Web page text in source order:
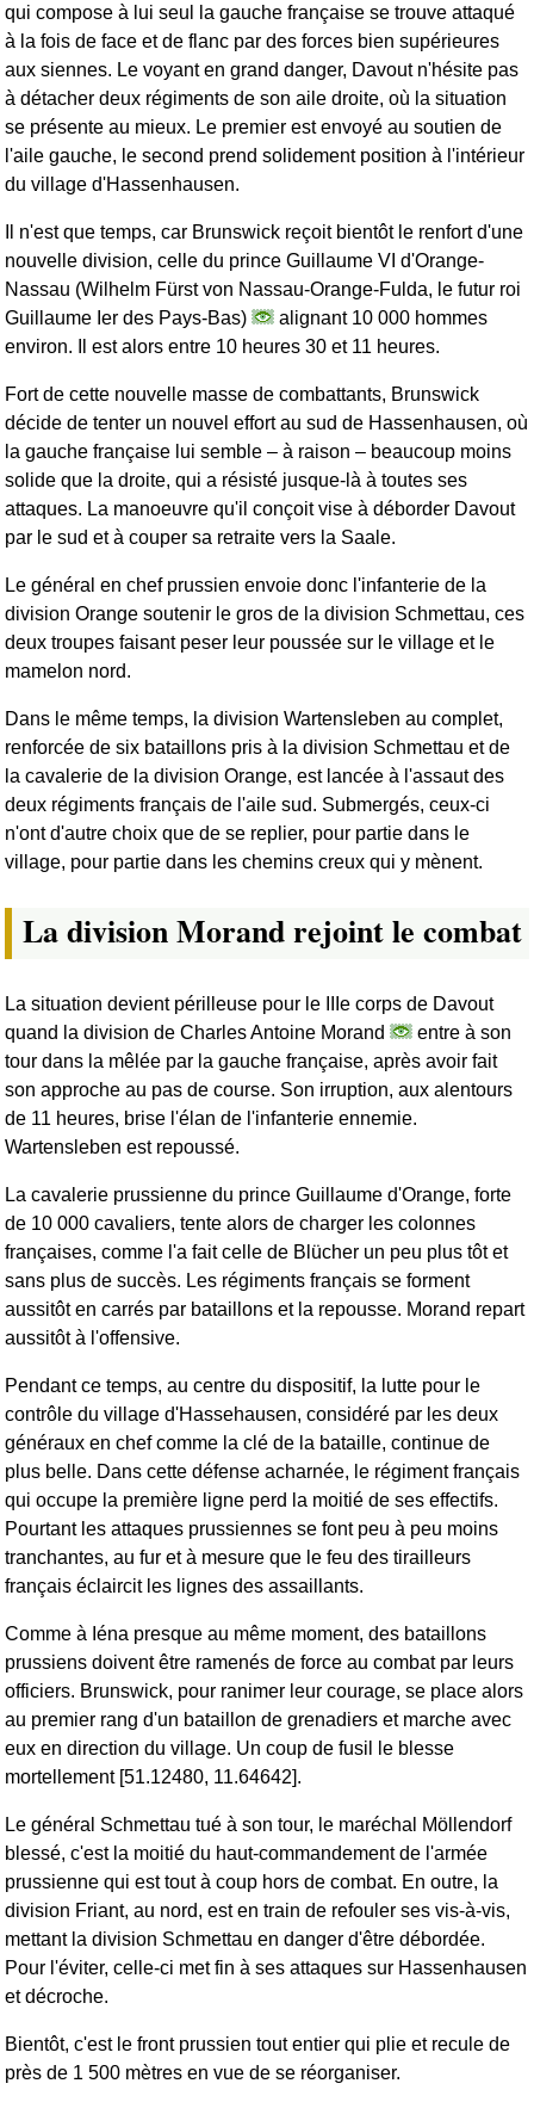
qui compose à lui seul la gauche française se trouve attaqué
à la fois de face et de flanc par des forces bien supérieures
aux siennes. Le voyant en grand danger, Davout n'hésite pas
à détacher deux régiments de son aile droite, où la situation
se présente au mieux. Le premier est envoyé au soutien de
l'aile gauche, le second prend solidement position à l'intérieur
du village d'Hassenhausen.
Il n'est que temps, car Brunswick reçoit bientôt le renfort d'une
nouvelle division, celle du prince Guillaume VI d'Orange-
Nassau (Wilhelm Fürst von Nassau-Orange-Fulda, le futur roi
Guillaume Ier des Pays-Bas)
alignant 10 000 hommes
environ. Il est alors entre 10 heures 30 et 11 heures.
Fort de cette nouvelle masse de combattants, Brunswick
décide de tenter un nouvel effort au sud de Hassenhausen, où
la gauche française lui semble – à raison – beaucoup moins
solide que la droite, qui a résisté jusque-là à toutes ses
attaques. La manoeuvre qu'il conçoit vise à déborder Davout
par le sud et à couper sa retraite vers la Saale.
Le général en chef prussien envoie donc l'infanterie de la
division Orange soutenir le gros de la division Schmettau, ces
deux troupes faisant peser leur poussée sur le village et le
mamelon nord.
Dans le même temps, la division Wartensleben au complet,
renforcée de six bataillons pris à la division Schmettau et de
la cavalerie de la division Orange, est lancée à l'assaut des
deux régiments français de l'aile sud. Submergés, ceux-ci
n'ont d'autre choix que de se replier, pour partie dans le
village, pour partie dans les chemins creux qui y mènent.
La division Morand rejoint le combat
La situation devient périlleuse pour le IIIe corps de Davout
quand la division de Charles Antoine Morand
entre à son
tour dans la mêlée par la gauche française, après avoir fait
son approche au pas de course. Son irruption, aux alentours
de 11 heures, brise l'élan de l'infanterie ennemie.
Wartensleben est repoussé.
La cavalerie prussienne du prince Guillaume d'Orange, forte
de 10 000 cavaliers, tente alors de charger les colonnes
françaises, comme l'a fait celle de Blücher un peu plus tôt et
sans plus de succès. Les régiments français se forment
aussitôt en carrés par bataillons et la repousse. Morand repart
aussitôt à l'offensive.
Pendant ce temps, au centre du dispositif, la lutte pour le
contrôle du village d'Hassehausen, considéré par les deux
généraux en chef comme la clé de la bataille, continue de
plus belle. Dans cette défense acharnée, le régiment français
qui occupe la première ligne perd la moitié de ses effectifs.
Pourtant les attaques prussiennes se font peu à peu moins
tranchantes, au fur et à mesure que le feu des tirailleurs
français éclaircit les lignes des assaillants.
Comme à Iéna presque au même moment, des bataillons
prussiens doivent être ramenés de force au combat par leurs
officiers. Brunswick, pour ranimer leur courage, se place alors
au premier rang d'un bataillon de grenadiers et marche avec
eux en direction du village. Un coup de fusil le blesse
mortellement [51.12480, 11.64642].
Le général Schmettau tué à son tour, le maréchal Möllendorf
blessé, c'est la moitié du haut-commandement de l'armée
prussienne qui est tout à coup hors de combat. En outre, la
division Friant, au nord, est en train de refouler ses vis-à-vis,
mettant la division Schmettau en danger d'être débordée.
Pour l'éviter, celle-ci met fin à ses attaques sur Hassenhausen
et décroche.
Bientôt, c'est le front prussien tout entier qui plie et recule de
près de 1 500 mètres en vue de se réorganiser.